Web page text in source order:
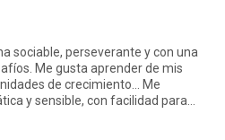
sociable, perseverante y con una
Me gusta aprender de mis
de crecimiento... Me
y sensible, con facilidad para